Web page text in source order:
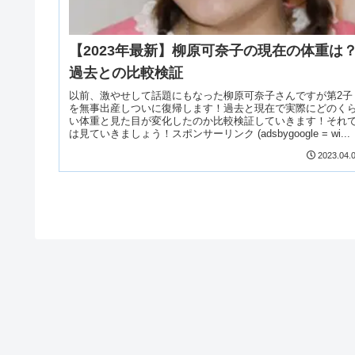
【2023年最新】柳原可奈子の現在の体重は？
過去との比較検証
以前、激やせして話題にもなった柳原可奈子さんですが第2子
を無事出産しついに復帰します！過去と現在で実際にどのくら
い体重と見た目が変化したのか比較検証していきます！それ
は見ていきましょう！スポンサーリンク (adsbygoogle = wi...